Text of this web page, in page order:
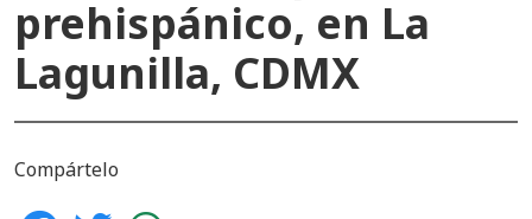
prehispánico, en La
Lagunilla, CDMX
Compártelo